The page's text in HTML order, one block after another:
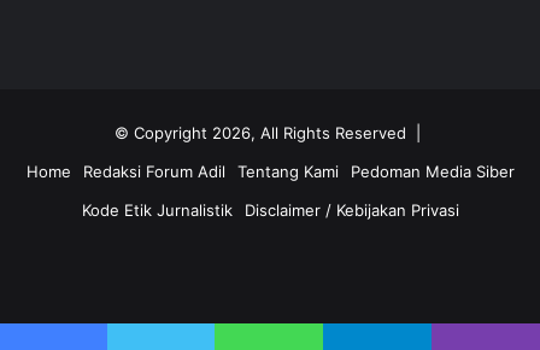
© Copyright 2026, All Rights Reserved |
Home
Redaksi Forum Adil Tentang Kami
Pedoman Media Siber
Kode Etik Jurnalistik
Disclaimer / Kebijakan Privasi